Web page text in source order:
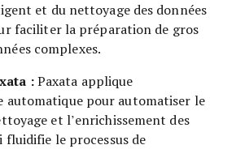
et du nettoyage des données
faciliter la préparation de gros
complexes.
:Paxata applique
automatique pour automatiser le
et l’enrichissement des
fluidifie le processus de